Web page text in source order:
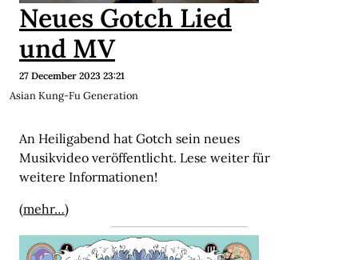
Neues Gotch Lied
und MV
27 December 2023 23:21
Asian Kung-Fu Generation
An Heiligabend hat Gotch sein neues
Musikvideo veröffentlicht. Lese weiter für
weitere Informationen!
(mehr…)